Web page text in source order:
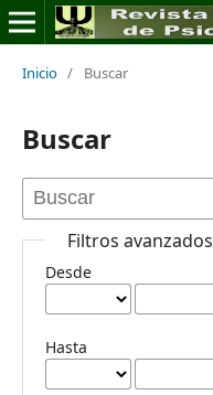
Inicio / Buscar
Buscar
Filtros avanzados
Desde
Hasta